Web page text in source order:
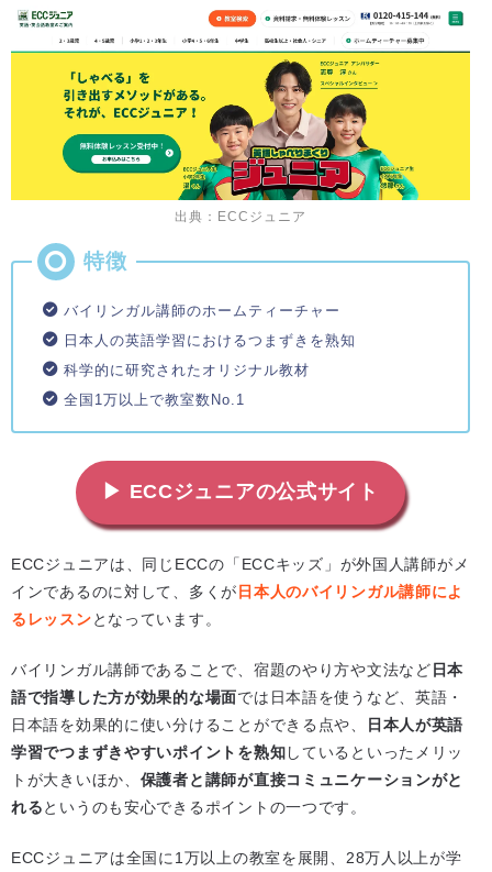
出典：ECCジュニア
バイリンガル講師のホームティーチャー
日本人の英語学習におけるつまずきを熟知
科学的に研究されたオリジナル教材
全国1万以上で教室数No.1
▶ ECCジュニアの公式サイト
ECCジュニアは、同じECCの「ECCキッズ」が外国人講師がメ
インであるのに対して、多くが 日本人のバイリンガル講師によ
るレッスンとなっています。
バイリンガル講師であることで、宿題のやり方や文法など 日本
語で指導した方が効果的な場面では日本語を使うなど、英語・
日本語を効果的に使い分けることができる点や、
日本人が英語
学習でつまずきやすいポイントを熟知しているといったメリッ
トが大きいほか、 保護者と講師が直接コミュニケーションがと
れるというのも安心できるポイントの一つです。
ECCジュニアは全国に1万以上の教室を展開、28万人以上が学